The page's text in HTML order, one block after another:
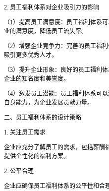
2. 员工福利体系对企业吸引力的影响
（1）提高员工满意度：员工福利体系
业的满意度，降低员工流失率。
（2）增强企业竞争力：完善的员工福
吸引更多优秀人才。
（3）提升企业形象：良好的员工福利
企业的知名度和美誉度。
（4）激发员工潜能：员工福利体系可
自身能力，为企业发展贡献力量。
二、员工福利体系的设计策略
1. 关注员工需求
企业应充分了解员工的需求，包括薪酬
提供个性化的福利方案。
2. 公平合理
企业应确保员工福利体系的公平性和合